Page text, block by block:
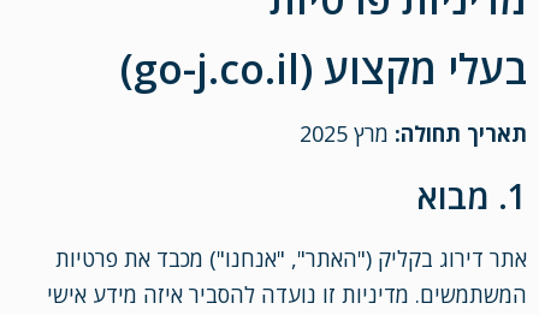
בעלי מקצוע (go-j.co.il)
תאריך תחולה: מרץ 2025
1. מבוא
אתר דירוג בקליק ("האתר", "אנחנו") מכבד את פרטיות
המשתמשים. מדיניות זו נועדה להסביר איזה מידע אישי